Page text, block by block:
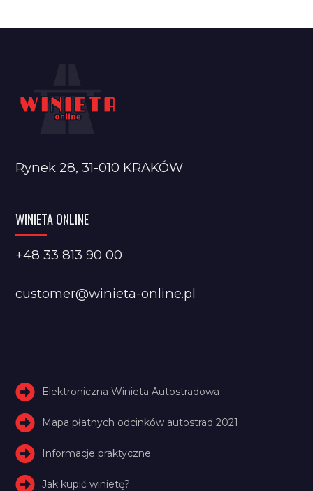
Rynek 28, 31-010 KRAKÓW
WINIETA ONLINE
+48 33 813 90 00
customer@winieta-online.pl
Elektroniczna Winieta Autostradowa
Mapa płatnych odcinków autostrad 2021
Informacje praktyczne
Jak kupić winietę?